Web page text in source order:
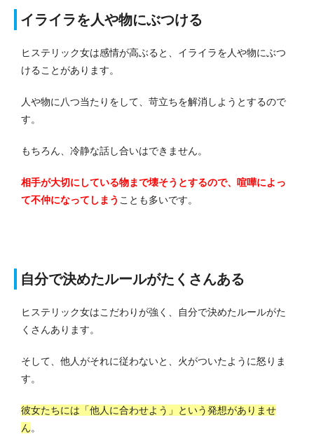
イライラを人や物にぶつける
ヒステリック女は感情が高ぶると、イライラを人や物にぶつ
けることがあります。
人や物に八つ当たりをして、苛立ちを解消しようとするので
す。
もちろん、冷静な話し合いはできません。
相手が大切にしている物まで壊そうとするので、喧嘩によっ
て不仲になってしまう ことも多いです。
自分で決めたルールがたくさんある
ヒステリック女はこだわりが強く、自分で決めたルールがた
くさんあります。
そして、他人がそれに従わないと、火がついたように怒りま
す。
彼女たちには「他人に合わせよう」という発想がありませ
ん。